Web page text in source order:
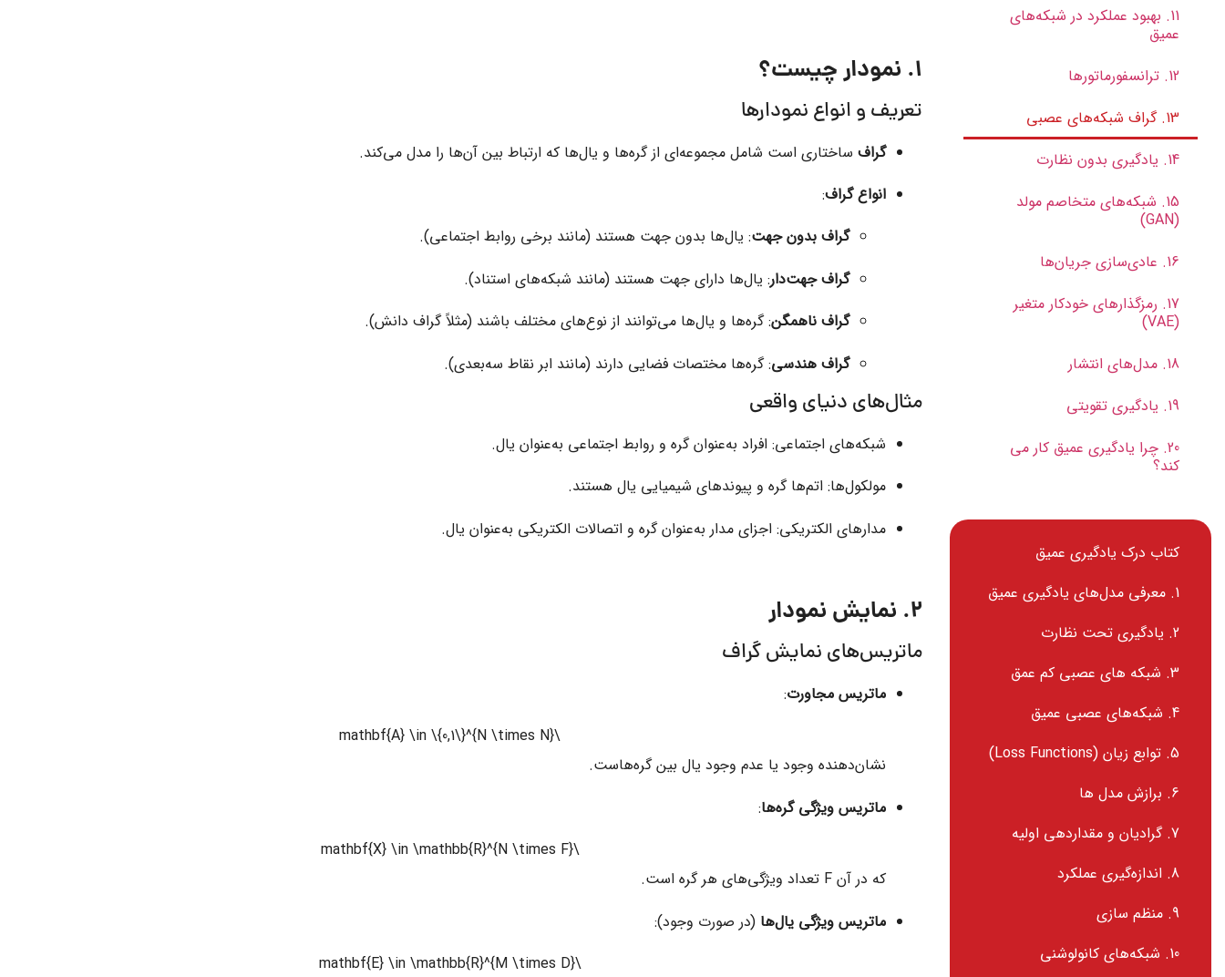
11. بهبود عملکرد در شبکه‌های
عمیق
12. ترانسفورماتورها
13. گراف شبکه‌های عصبی
14. یادگیری بدون نظارت
15. شبکه‌های متخاصم مولد
(GAN)
16. عادی‌سازی جریان‌ها
17. رمزگذارهای خودکار متغیر
(VAE)
18. مدل‌های انتشار
19. یادگیری تقویتی
20. چرا یادگیری عمیق کار می
کند؟
کتاب درک یادگیری عمیق
1. معرفی مدل‌های یادگیری عمیق
2. یادگیری تحت نظارت
3. شبکه های عصبی کم عمق
4. شبکه‌های عصبی عمیق
5. توابع زیان (Loss Functions)
6. برازش مدل ها
7. گرادیان و مقداردهی اولیه
8. اندازه‌گیری عملکرد
9. منظم سازی
10. شبکه‌های کانولوشنی
1. نمودار چیست؟
تعریف و انواع نمودارها
گرافساختاری است شامل مجموعه‌ای از گره‌ها و یال‌ها که ارتباط بین آن‌ها را مدل می‌کند.
انواع گراف:
گراف بدون جهت: یال‌ها بدون جهت هستند (مانند برخی روابط اجتماعی).
گراف جهت‌دار: یال‌ها دارای جهت هستند (مانند شبکه‌های استناد).
گراف ناهمگن: گره‌ها و یال‌ها می‌توانند از نوع‌های مختلف باشند (مثلاً گراف دانش).
گراف هندسی: گره‌ها مختصات فضایی دارند (مانند ابر نقاط سه‌بعدی).
مثال‌های دنیای واقعی
شبکه‌های اجتماعی: افراد به‌عنوان گره و روابط اجتماعی به‌عنوان یال.
مولکول‌ها: اتم‌ها گره و پیوندهای شیمیایی یال هستند.
مدارهای الکتریکی: اجزای مدار به‌عنوان گره و اتصالات الکتریکی به‌عنوان یال.
2. نمایش نمودار
ماتریس‌های نمایش گراف
ماتریس مجاورت:
\mathbf{A} \in \{0,1\}^{N \times N}
نشان‌دهنده وجود یا عدم وجود یال بین گره‌هاست.
ماتریس ویژگی گره‌ها:
\mathbf{X} \in \mathbb{R}^{N \times F}
که در آن F تعداد ویژگی‌های هر گره است.
ماتریس ویژگی یال‌ها (در صورت وجود):
\mathbf{E} \in \mathbb{R}^{M \times D}